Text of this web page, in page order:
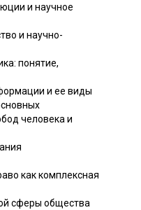
и научное
и научно-
понятие,
и ее виды
человека и
как комплексная
сферы общества